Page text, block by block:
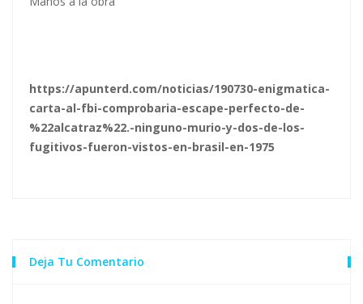
https://apunterd.com/noticias/190730-enigmatica-
carta-al-fbi-comprobaria-escape-perfecto-de-
%22alcatraz%22.-ninguno-murio-y-dos-de-los-
fugitivos-fueron-vistos-en-brasil-en-1975
Deja Tu Comentario